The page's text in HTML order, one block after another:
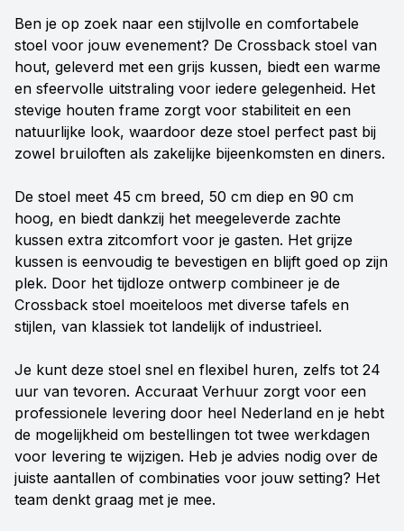
Ben je op zoek naar een stijlvolle en comfortabele
stoel voor jouw evenement? De Crossback stoel van
hout, geleverd met een grijs kussen, biedt een warme
en sfeervolle uitstraling voor iedere gelegenheid. Het
stevige houten frame zorgt voor stabiliteit en een
natuurlijke look, waardoor deze stoel perfect past bij
zowel bruiloften als zakelijke bijeenkomsten en diners.
De stoel meet 45 cm breed, 50 cm diep en 90 cm
hoog, en biedt dankzij het meegeleverde zachte
kussen extra zitcomfort voor je gasten. Het grijze
kussen is eenvoudig te bevestigen en blijft goed op zijn
plek. Door het tijdloze ontwerp combineer je de
Crossback stoel moeiteloos met diverse tafels en
stijlen, van klassiek tot landelijk of industrieel.
Je kunt deze stoel snel en flexibel huren, zelfs tot 24
uur van tevoren. Accuraat Verhuur zorgt voor een
professionele levering door heel Nederland en je hebt
de mogelijkheid om bestellingen tot twee werkdagen
voor levering te wijzigen. Heb je advies nodig over de
juiste aantallen of combinaties voor jouw setting? Het
team denkt graag met je mee.